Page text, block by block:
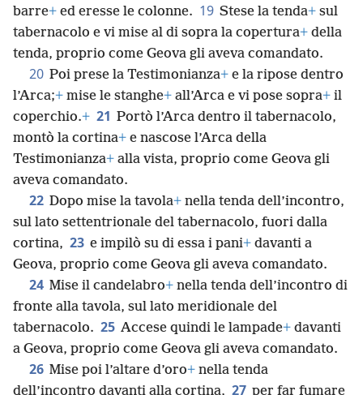
barre+ ed eresse le colonne. 19 Stese la tenda+ sul
tabernacolo e vi mise al di sopra la copertura+ della
tenda, proprio come Geova gli aveva comandato.
20 Poi prese la Testimonianza+ e la ripose dentro
l’Arca;+ mise le stanghe+ all’Arca e vi pose sopra+ il
coperchio.+ 21 Portò l’Arca dentro il tabernacolo,
montò la cortina+ e nascose l’Arca della
Testimonianza+ alla vista, proprio come Geova gli
aveva comandato.
22 Dopo mise la tavola+ nella tenda dell’incontro,
sul lato settentrionale del tabernacolo, fuori dalla
cortina, 23 e impilò su di essa i pani+ davanti a
Geova, proprio come Geova gli aveva comandato.
24 Mise il candelabro+ nella tenda dell’incontro di
fronte alla tavola, sul lato meridionale del
tabernacolo. 25 Accese quindi le lampade+ davanti
a Geova, proprio come Geova gli aveva comandato.
26 Mise poi l’altare d’oro+ nella tenda
dell’incontro davanti alla cortina, 27 per far fumare